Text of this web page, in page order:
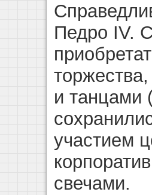
Педро IV.
и танцами
участием
свечами.